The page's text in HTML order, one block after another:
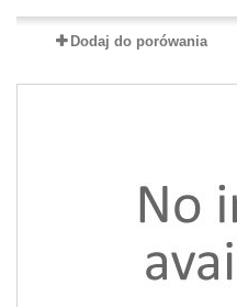
Dodaj do porówania